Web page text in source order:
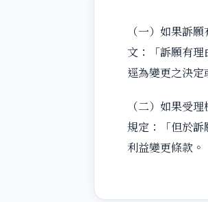
（一）如果訴
文：「訴願有理
逕為變更之決定
（二）如果受
規定：「但於
利益變更條款。